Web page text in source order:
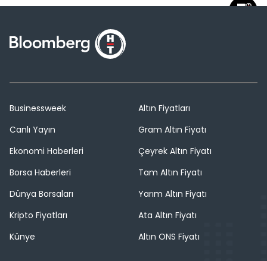
Businessweek
Canlı Yayın
Ekonomi Haberleri
Borsa Haberleri
Dünya Borsaları
Kripto Fiyatları
Künye
Altın Fiyatları
Gram Altın Fiyatı
Çeyrek Altın Fiyatı
Tam Altın Fiyatı
Yarım Altın Fiyatı
Ata Altın Fiyatı
Altın ONS Fiyatı